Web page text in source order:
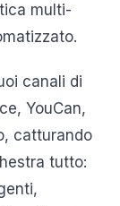
multi-
canali di
YouCan,
catturando
tutto: